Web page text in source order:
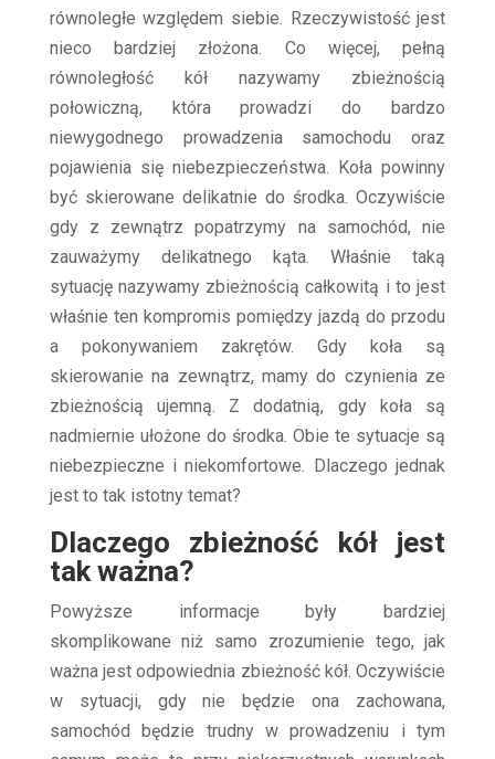
równoległe względem siebie. Rzeczywistość jest
nieco bardziej złożona. Co więcej, pełną
równoległość kół nazywamy zbieżnością
połowiczną, która prowadzi do bardzo
niewygodnego prowadzenia samochodu oraz
pojawienia się niebezpieczeństwa. Koła powinny
być skierowane delikatnie do środka. Oczywiście
gdy z zewnątrz popatrzymy na samochód, nie
zauważymy delikatnego kąta. Właśnie taką
sytuację nazywamy zbieżnością całkowitą i to jest
właśnie ten kompromis pomiędzy jazdą do przodu
a pokonywaniem zakrętów. Gdy koła są
skierowanie na zewnątrz, mamy do czynienia ze
zbieżnością ujemną. Z dodatnią, gdy koła są
nadmiernie ułożone do środka. Obie te sytuacje są
niebezpieczne i niekomfortowe. Dlaczego jednak
jest to tak istotny temat?
Dlaczego zbieżność kół jest
tak ważna?
Powyższe informacje były bardziej
skomplikowane niż samo zrozumienie tego, jak
ważna jest odpowiednia zbieżność kół. Oczywiście
w sytuacji, gdy nie będzie ona zachowana,
samochód będzie trudny w prowadzeniu i tym